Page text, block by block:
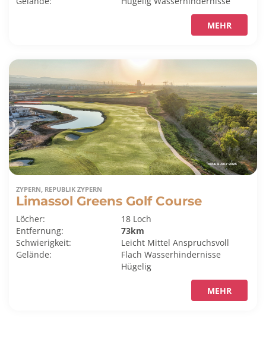
MEHR
ZYPERN, REPUBLIK ZYPERN
Limassol Greens Golf Course
Löcher:
18 Loch
Entfernung:
73km
Schwierigkeit:
Leicht MittelAnspruchsvoll
Gelände:
FlachWasserhindernisse
Hügelig
MEHR